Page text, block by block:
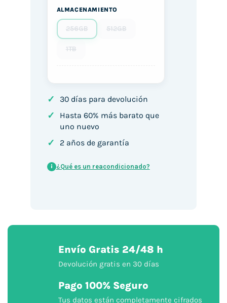
ALMACENAMIENTO
256GB 512GB
1TB
✓ 30 días para devolución
✓
Hasta 60% más barato que
uno nuevo
✓ 2 años de garantía
i ¿Qué es un reacondicionado?
Envío Gratis 24/48 h
Devolución gratis en 30 días
Pago 100% Seguro
Tus datos están completamente cifrados